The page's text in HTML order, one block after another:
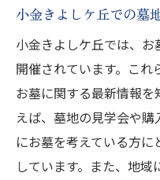
小金きよしケ丘での墓
小金きよしケ丘では、
開催されています。これ
お墓に関する最新情報を
えば、墓地の見学会や
にお墓を考えている方
しています。また、地域